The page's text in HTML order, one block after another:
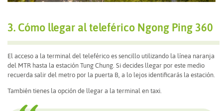
3. Cómo llegar al teleférico Ngong Ping 360
El acceso a la terminal del teleférico es sencillo utilizando la línea naranja
del MTR hasta la estación Tung Chung. Si decides llegar por este medio
recuerda salir del metro por la puerta B, a lo lejos identificarás la estación.
También tienes la opción de llegar a la terminal en taxi.